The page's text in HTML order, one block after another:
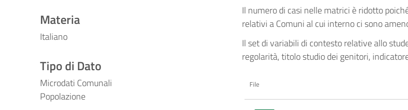
Materia
Italiano
Tipo di Dato
Microdati Comunali
Popolazione
Il numero di casi nelle matrici è ridotto
relativi a Comuni al cui interno ci sono
Il set di variabili di contesto relative allo
regolarità, titolo studio dei genitori,
File